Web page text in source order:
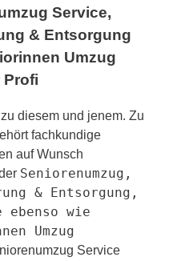
Service,
& Entsorgung
Umzug
Profi
diesem und jenem. Zu
fachkundige
auf Wunsch
Seniorenumzug,
& Entsorgung,
ebenso wie
Umzug
Service